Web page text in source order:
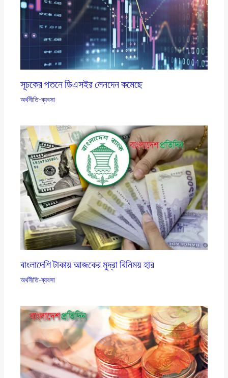
সূচকের পতনে ডিএসইর লেনদেন কমেছে
অর্থনীতি-ব্যবসা
বাংলাদেশি টাকায় আজকের মুদ্রা বিনিময় হার
অর্থনীতি-ব্যবসা